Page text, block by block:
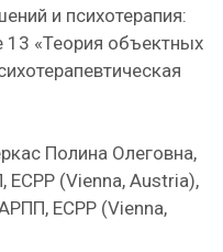
и психотерапия:
13 «Теория объектных
Полина Олеговна,
(Vienna, Austria),
ECPP (Vienna,